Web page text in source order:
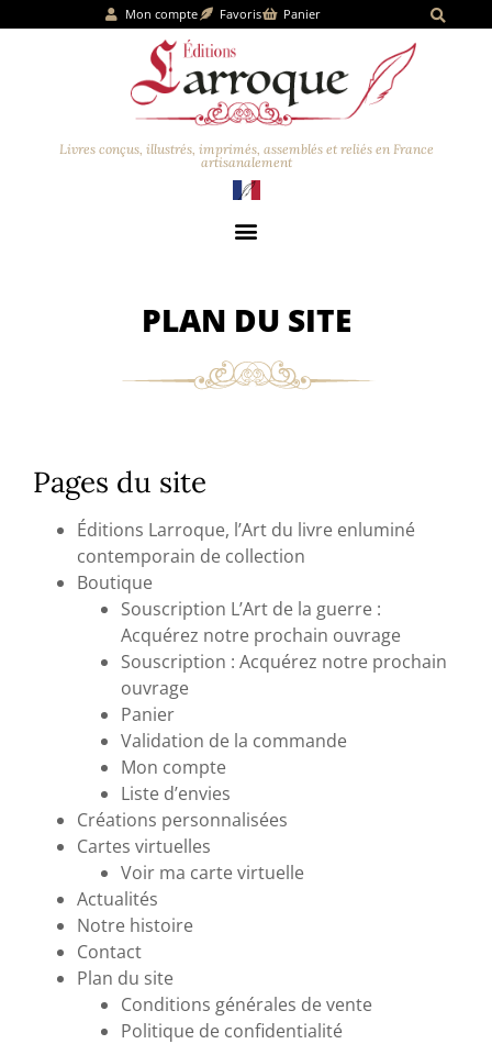
Mon compte Favoris Panier
Livres conçus, illustrés, imprimés, assemblés et reliés en France
artisanalement
PLAN DU SITE
Pages du site
Éditions Larroque, l’Art du livre enluminé
contemporain de collection
Boutique
Souscription L’Art de la guerre :
Acquérez notre prochain ouvrage
Souscription : Acquérez notre prochain
ouvrage
Panier
Validation de la commande
Mon compte
Liste d’envies
Créations personnalisées
Cartes virtuelles
Voir ma carte virtuelle
Actualités
Notre histoire
Contact
Plan du site
Conditions générales de vente
Politique de confidentialité